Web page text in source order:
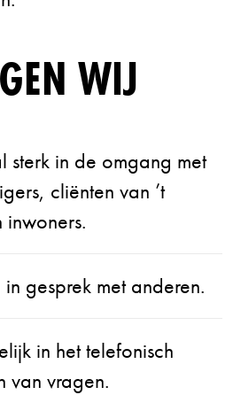
WIJ
sterk in de omgang met
cliënten van ’t
gesprek met anderen.
in het telefonisch
van vragen.